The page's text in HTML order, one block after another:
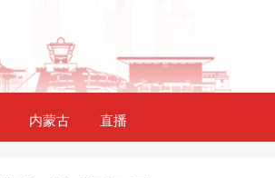
内蒙古 直播